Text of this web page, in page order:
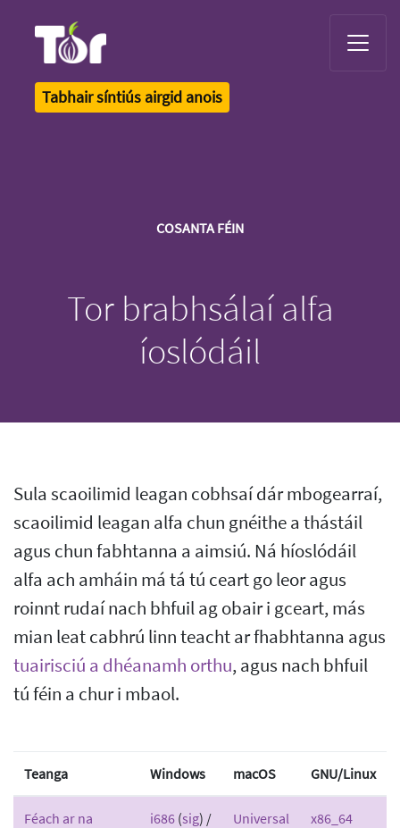
Tabhair síntiús airgid anois
COSANTA FÉIN
Tor brabhsálaí alfa
íoslódáil
Sula scaoilimid leagan cobhsaí dár mbogearraí,
scaoilimid leagan alfa chun gnéithe a thástáil
agus chun fabhtanna a aimsiú. Ná híoslódáil
alfa ach amháin má tá tú ceart go leor agus
roinnt rudaí nach bhfuil ag obair i gceart, más
mian leat cabhrú linn teacht ar fhabhtanna agus
tuairisciú a dhéanamh orthu, agus nach bhfuil
tú féin a chur i mbaol.
Teanga Windows macOS GNU/Linux
Féach ar na
i686 (sig) /
Universal
x86_64